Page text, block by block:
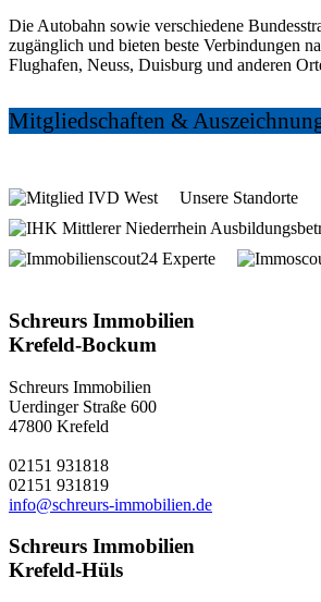
Die Autobahn sowie verschiedene
zugänglich und bieten beste Verbindungen
Flughafen, Neuss, Duisburg und anderen
Mitgliedschaften &
Unsere Standorte
Schreurs Immobilien
Krefeld-Bockum
Schreurs Immobilien
Uerdinger Straße 600
47800 Krefeld
02151 931818
02151 931819
info@schreurs-immobilien.de
Schreurs Immobilien
Krefeld-Hüls